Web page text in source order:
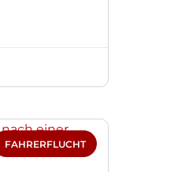
FAHRERFLUCHT